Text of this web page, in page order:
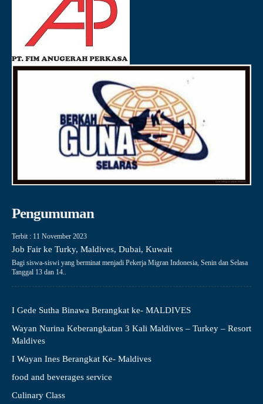
Pengumuman
Terbit : 11 November 2023
Job Fair ke Turky, Maldives, Dubai, Kuwait
Bagi siswa-siswi yang berminat menjadi Pekerja Migran Indonesia, Senin dan Selasa
Tanggal 13 dan 14..
I Gede Sutha Binawa Berangkat ke- MALDIVES
Wayan Nurina Keberangkatan 3 Kali Maldives – Turkey – Resort
Maldives
I Wayan Ines Berangkat Ke- Maldives
food and beverages service
Culinary Class